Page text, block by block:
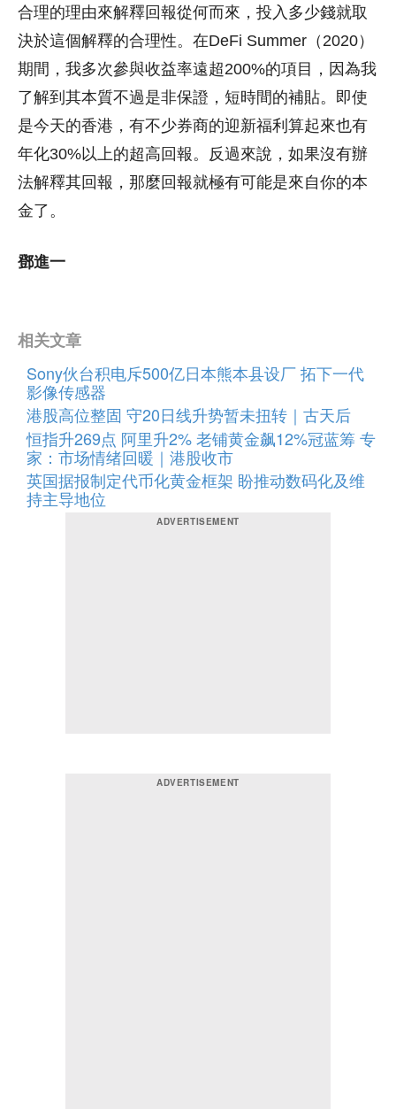
合理的理由來解釋回報從何而來，投入多少錢就取
決於這個解釋的合理性。在DeFi Summer（2020）
期間，我多次參與收益率遠超200%的項目，因為我
了解到其本質不過是非保證，短時間的補貼。即使
是今天的香港，有不少券商的迎新福利算起來也有
年化30%以上的超高回報。反過來說，如果沒有辦
法解釋其回報，那麼回報就極有可能是來自你的本
金了。
鄧進一
相关文章
Sony伙台积电斥500亿日本熊本县设厂 拓下一代
影像传感器
港股高位整固 守20日线升势暂未扭转｜古天后
恒指升269点 阿里升2% 老铺黄金飙12%冠蓝筹 专
家：市场情绪回暖｜港股收市
英国据报制定代币化黄金框架 盼推动数码化及维
持主导地位